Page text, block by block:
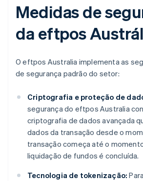
Medidas de
da eftpos
O eftpos Australia implementa as
de segurança padrão do setor:
Criptografia e proteção de
segurança do eftpos Australia
criptografia de dados avançada
dados da transação desde o
transação começa até o
liquidação de fundos é concluída.
Tecnologia de tokenização: